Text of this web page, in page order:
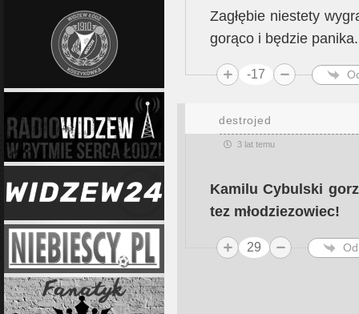
Zagłębie niestety
gorąco i będzie panika.
-17
destrojed
3 lat temu
Kamilu Cybulski
tez młodziezowiec!
29